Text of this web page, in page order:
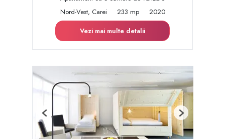
Nord-Vest, Carei
233 mp
2020
Vezi mai multe detalii
Previous Next